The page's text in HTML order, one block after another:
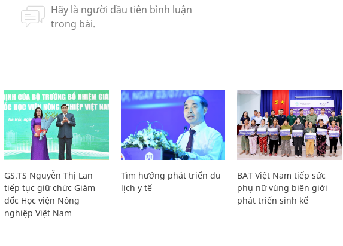
GS.TS Nguyễn Thị Lan
tiếp tục giữ chức Giám
đốc Học viện Nông
nghiệp Việt Nam
Tìm hướng phát triển du
lịch y tế
BAT Việt Nam tiếp sức
phụ nữ vùng biên giới
phát triển sinh kế